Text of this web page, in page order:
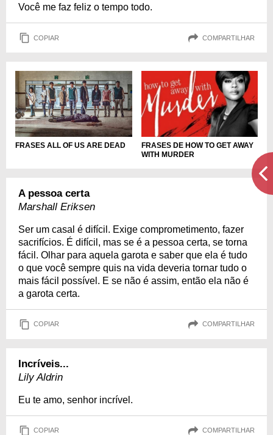
Você me faz feliz o tempo todo.
COPIAR COMPARTILHAR
FRASES ALL OF US ARE DEAD
FRASES DE HOW TO GET AWAY
WITH MURDER
A pessoa certa
Marshall Eriksen
Ser um casal é difícil. Exige comprometimento, fazer
sacrifícios. É difícil, mas se é a pessoa certa, se torna
fácil. Olhar para aquela garota e saber que ela é tudo
o que você sempre quis na vida deveria tornar tudo o
mais fácil possível. E se não é assim, então ela não é
a garota certa.
COPIAR COMPARTILHAR
Incríveis...
Lily Aldrin
Eu te amo, senhor incrível.
COPIAR COMPARTILHAR